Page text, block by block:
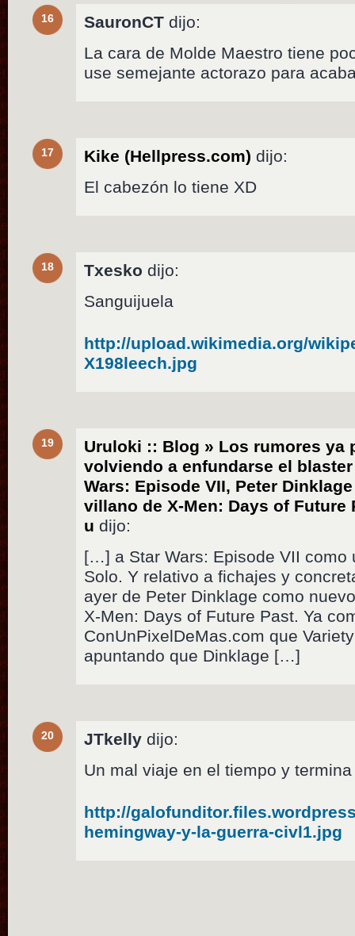
16 SauronCT dijo:
La cara de Molde Maestro tiene
use semejante actorazo para
17 Kike (Hellpress.com) dijo:
El cabezón lo tiene XD
18 Txesko dijo:
Sanguijuela
http://upload.wikimedia.org/
X198leech.jpg
19
Uruloki :: Blog » Los rumores ya
volviendo a enfundarse el
Wars: Episode VII, Peter
villano de X-Men: Days of
u dijo:
[…] a Star Wars: Episode VII como
Solo. Y relativo a fichajes y
ayer de Peter Dinklage como
X-Men: Days of Future Past. Ya
ConUnPixelDeMas.com que
apuntando que Dinklage […]
20 JTkelly dijo:
Un mal viaje en el tiempo y
http://
hemingway-y-la-guerra-civl1.jpg